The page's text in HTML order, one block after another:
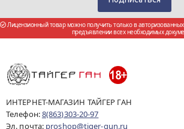
Лицензионный товар можно получить только в
предъявлении всех необходимых
ИНТЕРНЕТ-МАГАЗИН ТАЙГЕР ГАН
Телефон:8(863)303-20-97
Эл. почта: proshop@tiger-gun.ru